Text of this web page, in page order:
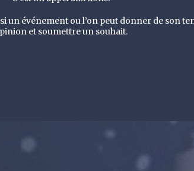
un événement ou l’on peut donner de son
et soumettre un souhait.